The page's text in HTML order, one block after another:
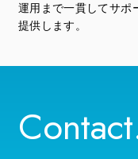
運用まで一貫してサポ
提供します。